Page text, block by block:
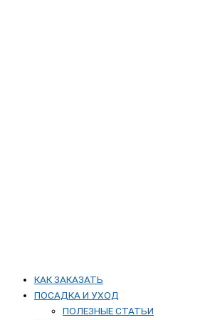
КАК ЗАКАЗАТЬ
ПОСАДКА И УХОД
ПОЛЕЗНЫЕ СТАТЬИ